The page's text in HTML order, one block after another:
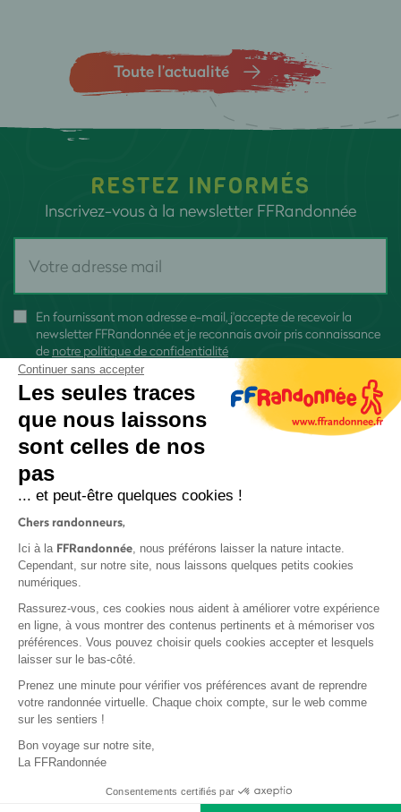
Toute l’actualité
RESTEZ INFORMÉS
Inscrivez-vous à la newsletter FFRandonnée
En fournissant mon adresse e-mail, j'accepte de recevoir la
newsletter FFRandonnée et je reconnais avoir pris connaissance
de notre politique de confidentialité
Protection des données
Politique de confidentialité
Base documentaire
Continuer sans accepter
Les seules traces
que nous laissons
sont celles de nos
pas
... et peut-être quelques cookies !
Chers randonneurs,
Ici à la FFRandonnée, nous préférons laisser la nature intacte.
Cependant, sur notre site, nous laissons quelques petits cookies
numériques.
Rassurez-vous, ces cookies nous aident à améliorer votre expérience
en ligne, à vous montrer des contenus pertinents et à mémoriser vos
préférences. Vous pouvez choisir quels cookies accepter et lesquels
laisser sur le bas-côté.
Prenez une minute pour vérifier vos préférences avant de reprendre
votre randonnée virtuelle. Chaque choix compte, sur le web comme
sur les sentiers !
Bon voyage sur notre site,
La FFRandonnée
Consentements certifiés par